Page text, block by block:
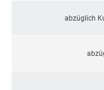
abzüglich